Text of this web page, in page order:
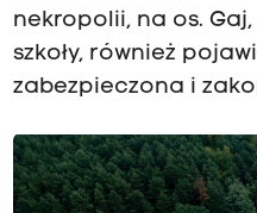
nekropolii, na os.
szkoły, również
zabezpieczona i